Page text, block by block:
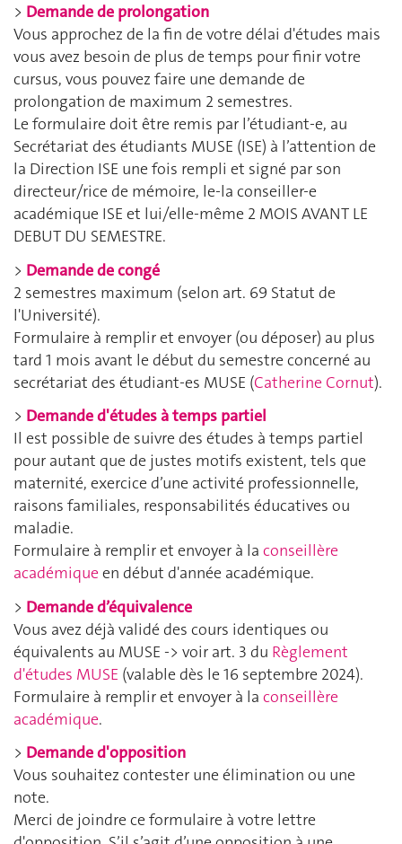
> Demande de prolongation
Vous approchez de la fin de votre délai d'études mais
vous avez besoin de plus de temps pour finir votre
cursus, vous pouvez faire une demande de
prolongation de maximum 2 semestres.
Le formulaire doit être remis par l’étudiant-e, au
Secrétariat des étudiants MUSE (ISE) à l’attention de
la Direction ISE une fois rempli et signé par son
directeur/rice de mémoire, le-la conseiller-e
académique ISE et lui/elle-même 2 MOIS AVANT LE
DEBUT DU SEMESTRE.
> Demande de congé
2 semestres maximum (selon art. 69 Statut de
l'Université).
Formulaire à remplir et envoyer (ou déposer) au plus
tard 1 mois avant le début du semestre concerné au
secrétariat des étudiant-es MUSE (Catherine Cornut).
> Demande d'études à temps partiel
Il est possible de suivre des études à temps partiel
pour autant que de justes motifs existent, tels que
maternité, exercice d’une activité professionnelle,
raisons familiales, responsabilités éducatives ou
maladie.
Formulaire à remplir et envoyer à la conseillère
académiqueen début d'année académique.
> Demande d’équivalence
Vous avez déjà validé des cours identiques ou
équivalents au MUSE -> voir art. 3 du Règlement
d'études MUSE (valable dès le 16 septembre 2024).
Formulaire à remplir et envoyer à la conseillère
académique.
> Demande d'opposition
Vous souhaitez contester une élimination ou une
note.
Merci de joindre ce formulaire à votre lettre